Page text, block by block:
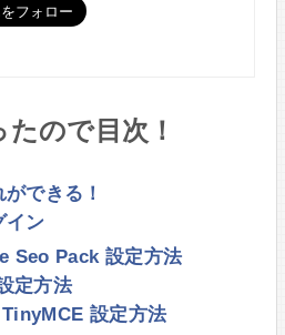
ので目次！
できる！
イン
Seo Pack 設定方法
定方法
設定方法